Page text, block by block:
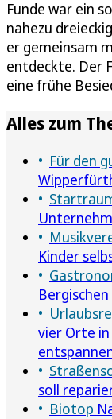
Funde war ein
nahezu
er gemeinsam
entdeckte. Der
eine frühe
Alles zum
Für den
Kinder
vier Orte
soll
Biotop